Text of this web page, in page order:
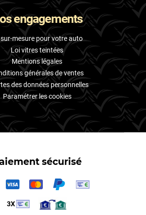
engagements
sur-mesure pour votre auto
Loi vitres teintées
Mentions légales
générales de ventes
des données personnelles
Paramétrer les cookies
sécurisé
3X